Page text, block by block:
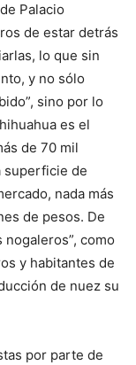
Palacio
de estar detrás
lo que sin
y no sólo
sino por lo
es el
de 70 mil
superficie de
nada más
de pesos. De
como
y habitantes de
de nuez su
por parte de